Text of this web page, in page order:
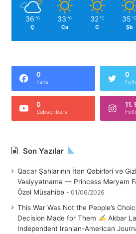
36 ℃
Ç
33 ℃
Ca
32 ℃
C
35 ℃
Şb
0
Fans
0
0
Subscribers
11.
Son Yazılar
Qacar Şahlarının İtən Qəbirləri və
Vəsiyyətnamə — Princess Məryəm
Özəl Müsahibə
01/06/2026
This War Was Not the People’s
Decision Made for Them
Akbar
Independent Iranian-American